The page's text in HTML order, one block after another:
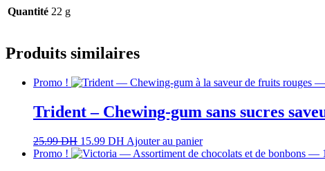
Quantité 22 g
Produits similaires
Promo !
Trident – Chewing-gum sans sucres
25.99DH 15.99 DH Ajouter au panier
Promo !